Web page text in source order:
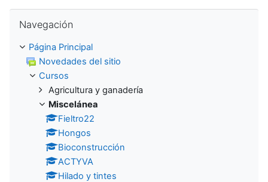
Navegación
Página Principal
Novedades del sitio
Cursos
Agricultura y ganadería
Miscelánea
Fieltro22
Hongos
Bioconstrucción
ACTYVA
Hilado y tintes